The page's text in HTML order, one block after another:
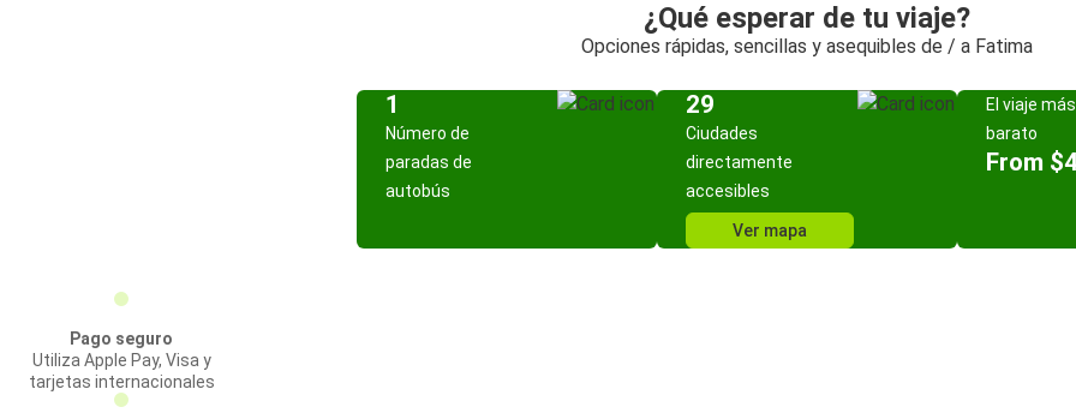
¿Qué esperar de tu viaje?
Opciones rápidas, sencillas y asequibles de / a Fatima
1
Número de
paradas de
autobús
29
Ciudades
directamente
accesibles
Ver mapa
El viaje más
barato
From
Pago seguro
Utiliza Apple Pay, Visa y
tarjetas internacionales